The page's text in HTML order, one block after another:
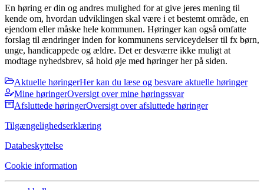
En høring er din og andres mulighed for at give jeres mening til
kende om, hvordan udviklingen skal være i et bestemt område, en
ejendom eller måske hele kommunen. Høringer kan også omfatte
forslag til ændringer inden for kommunens serviceydelser til fx børn,
unge, handicappede og ældre. Det er desværre ikke muligt at
modtage nyhedsbrev, så hold øje med høringer her på siden.
Aktuelle høringerHer kan du læse og besvare aktuelle høringer
Mine høringerOversigt over mine høringssvar
Afsluttede høringerOversigt over afsluttede høringer
Tilgængelighedserklæring
Databeskyttelse
Cookie information